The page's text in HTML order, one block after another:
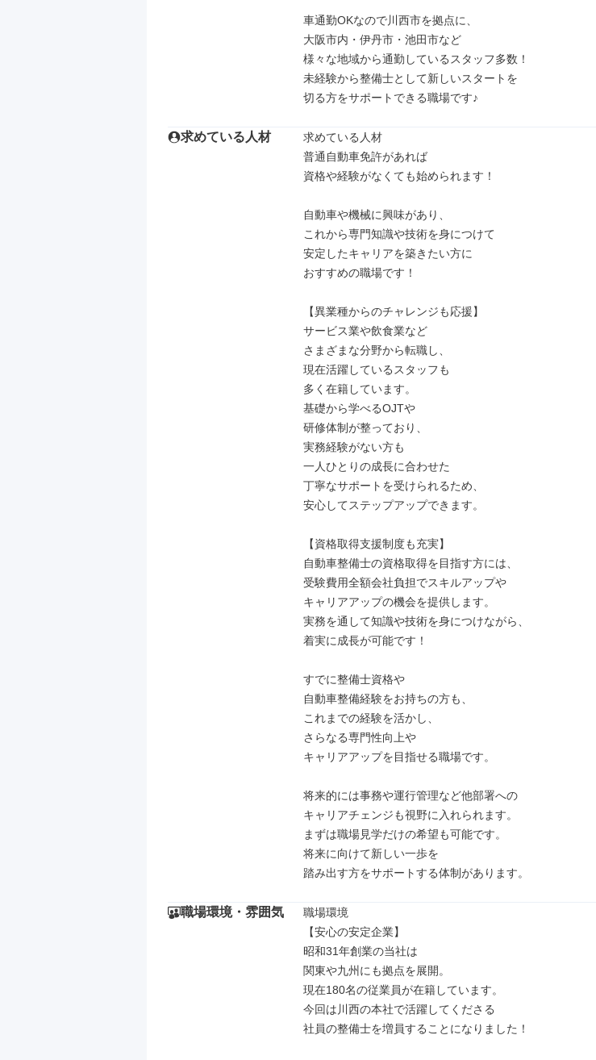
車通勤OKなので川西市を拠点に、
大阪市内・伊丹市・池田市など
様々な地域から通勤しているスタッフ多数！
未経験から整備士として新しいスタートを
切る方をサポートできる職場です♪
求めている人材
求めている人材
普通自動車免許があれば
資格や経験がなくても始められます！
自動車や機械に興味があり、
これから専門知識や技術を身につけて
安定したキャリアを築きたい方に
おすすめの職場です！
【異業種からのチャレンジも応援】
サービス業や飲食業など
さまざまな分野から転職し、
現在活躍しているスタッフも
多く在籍しています。
基礎から学べるOJTや
研修体制が整っており、
実務経験がない方も
一人ひとりの成長に合わせた
丁寧なサポートを受けられるため、
安心してステップアップできます。
【資格取得支援制度も充実】
自動車整備士の資格取得を目指す方には、
受験費用全額会社負担でスキルアップや
キャリアアップの機会を提供します。
実務を通して知識や技術を身につけながら、
着実に成長が可能です！
すでに整備士資格や
自動車整備経験をお持ちの方も、
これまでの経験を活かし、
さらなる専門性向上や
キャリアアップを目指せる職場です。
将来的には事務や運行管理など他部署への
キャリアチェンジも視野に入れられます。
まずは職場見学だけの希望も可能です。
将来に向けて新しい一歩を
踏み出す方をサポートする体制があります。
職場環境・雰囲気
職場環境
【安心の安定企業】
昭和31年創業の当社は
関東や九州にも拠点を展開。
現在180名の従業員が在籍しています。
今回は川西の本社で活躍してくださる
社員の整備士を増員することになりました！